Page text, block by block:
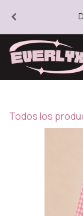
Todos los